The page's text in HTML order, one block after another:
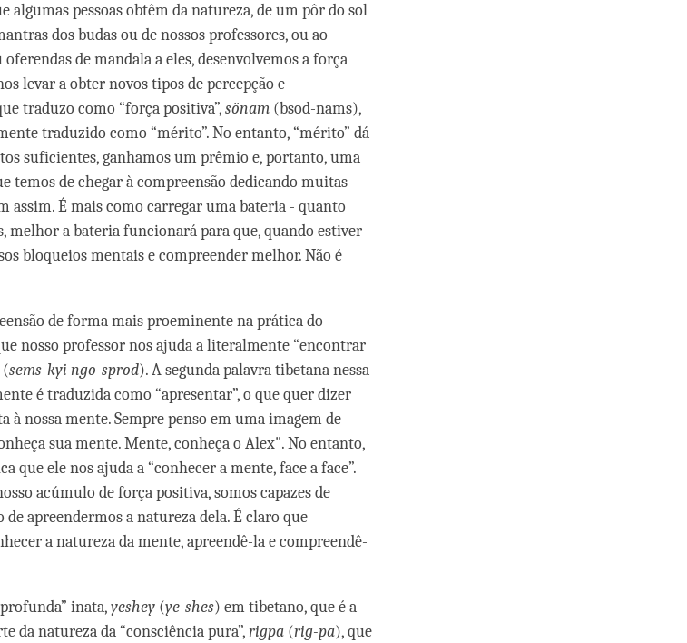
algumas pessoas obtêm da natureza, de um pôr do sol
dos budas ou de nossos professores, ou ao
de mandala a eles, desenvolvemos a força
levar a obter novos tipos de percepção e
traduzo como “força positiva”,sönam (bsod-nams),
traduzido como “mérito”. No entanto, “mérito” dá
suficientes, ganhamos um prêmio e, portanto, uma
temos de chegar à compreensão dedicando muitas
assim. É mais como carregar uma bateria - quanto
melhor a bateria funcionará para que, quando estiver
bloqueios mentais e compreender melhor. Não é
de forma mais proeminente na prática do
nosso professor nos ajuda a literalmente “encontrar
(sems-kyi ngo-sprod). A segunda palavra tibetana nessa
é traduzida como “apresentar”, o que quer dizer
à nossa mente. Sempre penso em uma imagem de
sua mente. Mente, conheça o Alex". No entanto,
que ele nos ajuda a “conhecer a mente, face a face”.
acúmulo de força positiva, somos capazes de
apreendermos a natureza dela. É claro que
a natureza da mente, apreendê-la e compreendê-
inata,yeshey (ye-shes) em tibetano, que é a
da natureza da “consciência pura”,rigpa (rig-pa), que